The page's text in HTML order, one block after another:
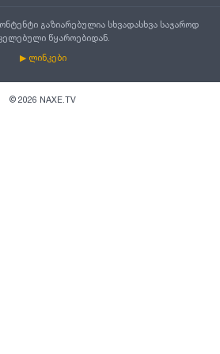
გაზიარებულია სხვადასხვა საჯაროდ
წყაროებიდან.
▶ ლინკები
© 2026 NAXE.TV